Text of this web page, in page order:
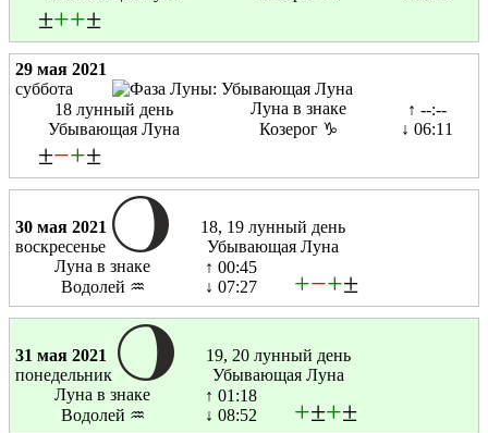
±++±
29 мая 2021
суббота
18 лунный день
Убывающая Луна
Луна в знаке
Козерог ♑
↑ --:--
↓ 06:11
±−+±
30 мая 2021
воскресенье
18, 19 лунный день
Убывающая Луна
Луна в знаке
Водолей ♒
↑ 00:45
↓ 07:27
+−+±
31 мая 2021
понедельник
19, 20 лунный день
Убывающая Луна
Луна в знаке
Водолей ♒
↑ 01:18
↓ 08:52
+±+±